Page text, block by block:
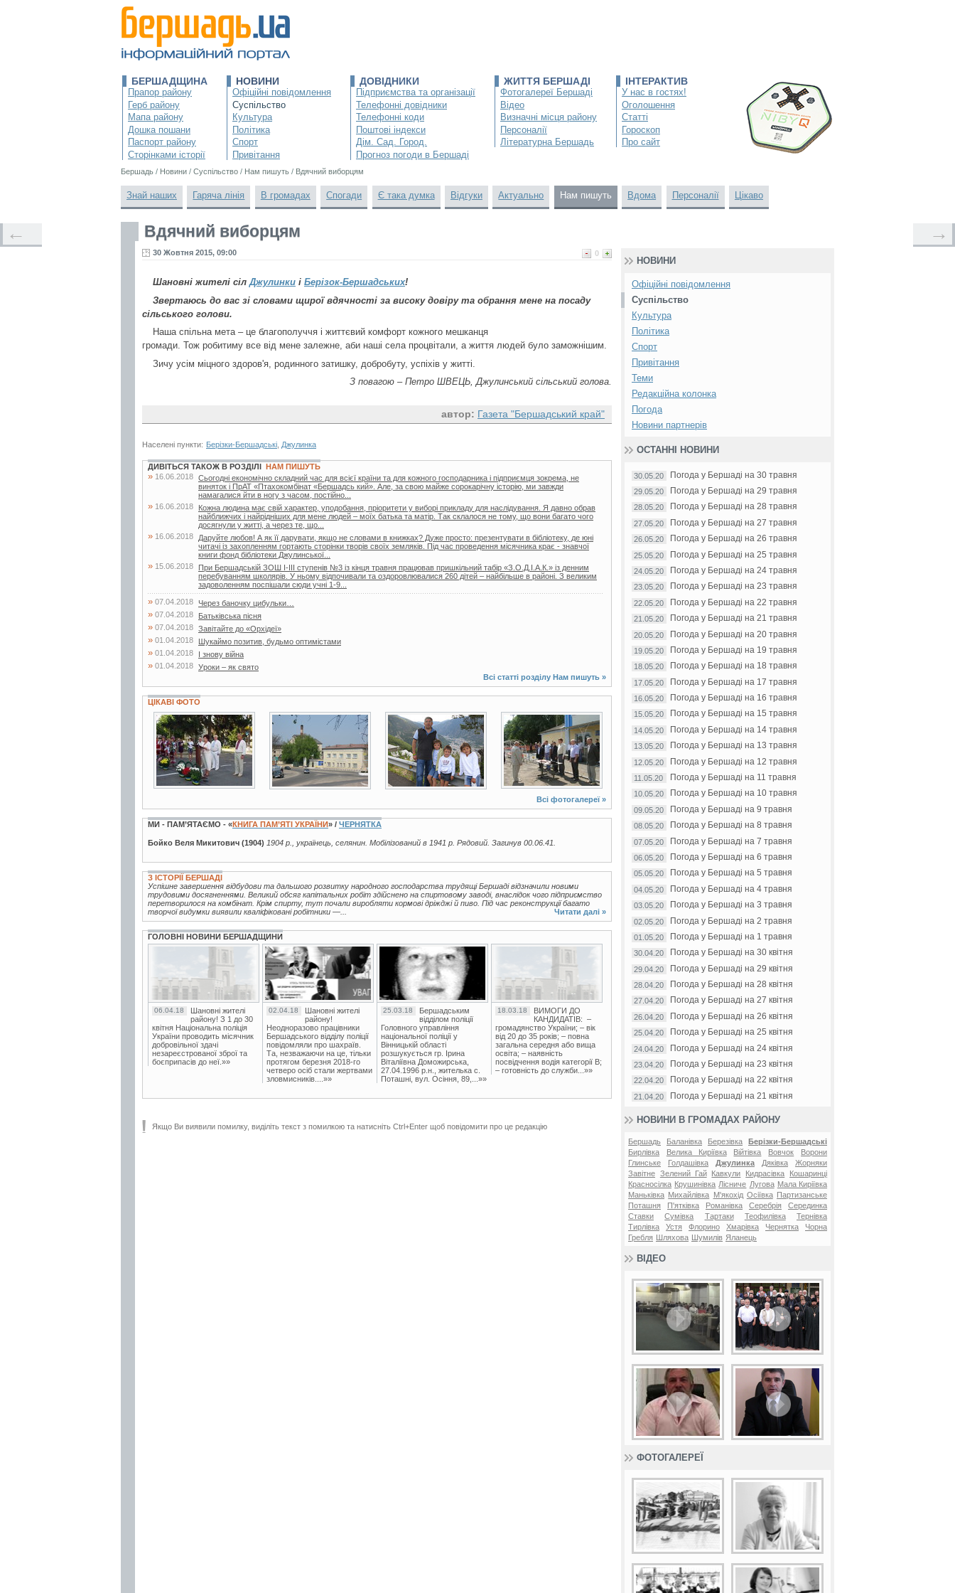
БЕРШАДЩИНА
Прапор району
Герб району
Мапа району
Дошка пошани
Паспорт району
Сторінками історії
НОВИНИ
Офіційні повідомлення
Суспільство
Культура
Політика
Спорт
Привітання
ДОВІДНИКИ
Підприємства та організації
Телефонні довідники
Телефонні коди
Поштові індекси
Дім. Сад. Город.
Прогноз погоди в Бершаді
ЖИТТЯ БЕРШАДІ
Фотогалереї Бершаді
Відео
Визначні місця району
Персоналії
Літературна Бершадь
ІНТЕРАКТИВ
У нас в гостях!
Оголошення
Статті
Гороскоп
Про сайт
Бершадь / Новини / Суспільство / Нам пишуть / Вдячний виборцям
Знай наших Гаряча лінія В громадах Спогади Є така думка Відгуки Актуально Нам пишуть Вдома Персоналії Цікаво
Вдячний виборцям
0
30 Жовтня 2015, 09:00
Шановні жителі сілДжулинки і Берізок-Бершадських!
Звертаюсь до вас зі словами щирої вдячності за високу довіру та обрання мене на посаду
сільського голови.
Наша спільна мета – це благополуччя і життєвий комфорт кожного мешканця
громади. Тож робитиму все від мене залежне, аби наші села процвітали, а життя людей було заможнішим.
Зичу усім міцного здоров'я, родинного затишку, добробуту, успіхів у житті.
З повагою – Петро ШВЕЦЬ, Джулинський сільський голова.
автор: Газета "Бершадський край"
Населені пункти: Берізки-Бершадські Джулинка
← →
ДИВІТЬСЯ ТАКОЖ В РОЗДІЛІ НАМ ПИШУТЬ
» 16.06.2018 Сьогодні економічно складний час для всієї країни та для кожного господарника і підприємця зокрема, не
виняток і ПрАТ «Птахокомбінат «Бершадсь кий». Але, за свою майже сорокарічну історію, ми завжди
намагалися йти в ногу з часом, постійно...
» 16.06.2018
Кожна людина має свій характер, уподобання, пріоритети у виборі прикладу для наслідування. Я давно обрав
найближчих і найрідніших для мене людей – моїх батька та матір. Так склалося не тому, що вони багато чого
досягнули у житті, а через те, що...
» 16.06.2018
Даруйте любов! А як її дарувати, якщо не словами в книжках? Дуже просто: презентувати в бібліотеку, де юні
читачі із захопленням гортають сторінки творів своїх земляків. Під час проведення місячника крає - знавчої
книги фонд бібліотеки Джулинської...
» 15.06.2018
При Бершадській ЗОШ І-ІІІ ступенів №3 із кінця травня працював пришкільний табір «З.О.Д.І.А.К.» із денним
перебуванням школярів. У ньому відпочивали та оздоровлювалися 260 дітей – найбільше в районі. З великим
задоволенням поспішали сюди учні 1-9...
» 07.04.2018 Через баночку цибульки…
» 07.04.2018 Батьківська пісня
» 07.04.2018 Завітайте до «Орхідеї»
» 01.04.2018 Шукаймо позитив, будьмо оптимістами
» 01.04.2018 І знову війна
» 01.04.2018 Уроки – як свято
Всі статті розділу Нам пишуть »
ЦІКАВІ ФОТО
19 фото 3 фото 7 фото 3 фото
Всі фотогалереї »
МИ - ПАМ’ЯТАЄМО - «КНИГА ПАМ’ЯТІ УКРАЇНИ» / ЧЕРНЯТКА
Бойко Веля Микитович (1904) 1904 р., українець, селянин. Мобілізований в 1941 р. Рядовий. Загинув 00.06.41.
З ІСТОРІЇ БЕРШАДІ
Успішне завершення відбудови та дальшого розвитку народного господарства трудящі Бершаді відзначили новими
трудовими досягненнями. Великий обсяг капітальних робіт здійснено на спиртовому заводі, внаслідок чого підприємство
перетворилося на комбінат. Крім спирту, тут почали виробляти кормові дріжджі й пиво. Під час реконструкції багато
творчої видумки виявили кваліфіковані робітники —...
Читати далі »
ГОЛОВНІ НОВИНИ БЕРШАДЩИНИ
06.04.18
Шановні жителі
району! З 1 до 30
квітня Національна поліція
України проводить місячник
добровільної здачі
незареєстрованої зброї та
боєприпасів до неї.»»
02.04.18
Шановні жителі
району!
Неодноразово працівники
Бершадського відділу поліції
повідомляли про шахраїв.
Та, незважаючи на це, тільки
протягом березня 2018-го
четверо осіб стали жертвами
зловмисників....»»
25.03.18
Бершадським
відділом поліції
Головного управління
національної поліції у
Вінницькій області
розшукується гр. Ірина
Віталіївна Доможирська,
27.04.1996 р.н., жителька с.
Поташні, вул. Осіння, 89,...»»
18.03.18
ВИМОГИ ДО
КАНДИДАТІВ: –
громадянство України; – вік
від 20 до 35 років; – повна
загальна середня або вища
освіта; – наявність
посвідчення водія категорії В;
– готовність до служби...»»
Якщо Ви виявили помилку, виділіть текст з помилкою та натисніть Ctrl+Enter щоб повідомити про це редакцію
НОВИНИ
Офіційні повідомлення
Суспільство
Культура
Політика
Спорт
Привітання
Теми
Редакційна колонка
Погода
Новини партнерів
ОСТАННІ НОВИНИ
30.05.20 Погода у Бершаді на 30 травня
29.05.20 Погода у Бершаді на 29 травня
28.05.20 Погода у Бершаді на 28 травня
27.05.20 Погода у Бершаді на 27 травня
26.05.20 Погода у Бершаді на 26 травня
25.05.20 Погода у Бершаді на 25 травня
24.05.20 Погода у Бершаді на 24 травня
23.05.20 Погода у Бершаді на 23 травня
22.05.20 Погода у Бершаді на 22 травня
21.05.20 Погода у Бершаді на 21 травня
20.05.20 Погода у Бершаді на 20 травня
19.05.20 Погода у Бершаді на 19 травня
18.05.20 Погода у Бершаді на 18 травня
17.05.20 Погода у Бершаді на 17 травня
16.05.20 Погода у Бершаді на 16 травня
15.05.20 Погода у Бершаді на 15 травня
14.05.20 Погода у Бершаді на 14 травня
13.05.20 Погода у Бершаді на 13 травня
12.05.20 Погода у Бершаді на 12 травня
11.05.20 Погода у Бершаді на 11 травня
10.05.20 Погода у Бершаді на 10 травня
09.05.20 Погода у Бершаді на 9 травня
08.05.20 Погода у Бершаді на 8 травня
07.05.20 Погода у Бершаді на 7 травня
06.05.20 Погода у Бершаді на 6 травня
05.05.20 Погода у Бершаді на 5 травня
04.05.20 Погода у Бершаді на 4 травня
03.05.20 Погода у Бершаді на 3 травня
02.05.20 Погода у Бершаді на 2 травня
01.05.20 Погода у Бершаді на 1 травня
30.04.20 Погода у Бершаді на 30 квітня
29.04.20 Погода у Бершаді на 29 квітня
28.04.20 Погода у Бершаді на 28 квітня
27.04.20 Погода у Бершаді на 27 квітня
26.04.20 Погода у Бершаді на 26 квітня
25.04.20 Погода у Бершаді на 25 квітня
24.04.20 Погода у Бершаді на 24 квітня
23.04.20 Погода у Бершаді на 23 квітня
22.04.20 Погода у Бершаді на 22 квітня
21.04.20 Погода у Бершаді на 21 квітня
НОВИНИ В ГРОМАДАХ РАЙОНУ
Бершадь Баланівка Березівка
Берізки-Бершадські
Бирлівка
Велика Киріївка Війтівка Вовчок
Ворони
Глинське
Голдашівка Джулинка Дяківка
Жорняки
Завітне Зелений Гай Кавкули Кидрасівка
Кошаринці
Красносілка Крушинівка Лісниче Лугова Мала Киріївка
Маньківка Михайлівка М'якохід Осіївка
Партизанське
Поташня
П'ятківка Романівка Серебрія
Серединка
Ставки
Сумівка Тартаки Теофилівка
Тернівка
Тирлівка
Устя Флорино Хмарівка Чернятка
Чорна
Гребля
Шляхова Шумилів Яланець
ВІДЕО
ФОТОГАЛЕРЕЇ